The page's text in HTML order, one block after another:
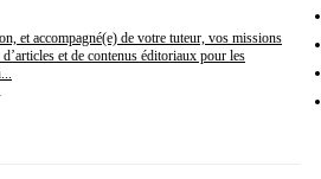
et accompagné(e) de votre tuteur, vos missions
et de contenus éditoriaux pour les